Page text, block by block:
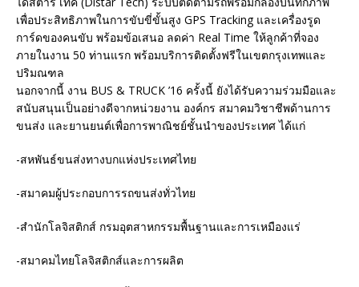
เพื่อประสิทธิภาพในการขับขี่ขั้นสูง GPS Tracking และเครื่องรูด
การ์ดของคนขับ พร้อมข้อเสนอ ลดค่า Real Time ให้ลูกค้าที่จอง
ภายในงาน 50 ท่านแรก พร้อมบริการติดตั้งฟรีในเขตกรุงเทพและ
ปริมณฑล
นอกจากนี้ งาน BUS & TRUCK ’16 ครั้งนี้ ยังได้รับความร่วมมือและ
สนับสนุนเป็นอย่างดีจากหน่วยงาน องค์กร สมาคมวิชาชีพด้านการ
ขนส่ง และยานยนต์เพื่อการพาณิชย์ชั้นนำของประเทศ ได้แก่
-สหพันธ์ขนส่งทางบกแห่งประเทศไทย
-สมาคมผู้ประกอบการรถขนส่งทั่วไทย
-สำนักโลจิสติกส์ กรมอุตสาหกรรมพื้นฐานและการเหมืองแร่
-สมาคมไทยโลจิสติกส์และการผลิต